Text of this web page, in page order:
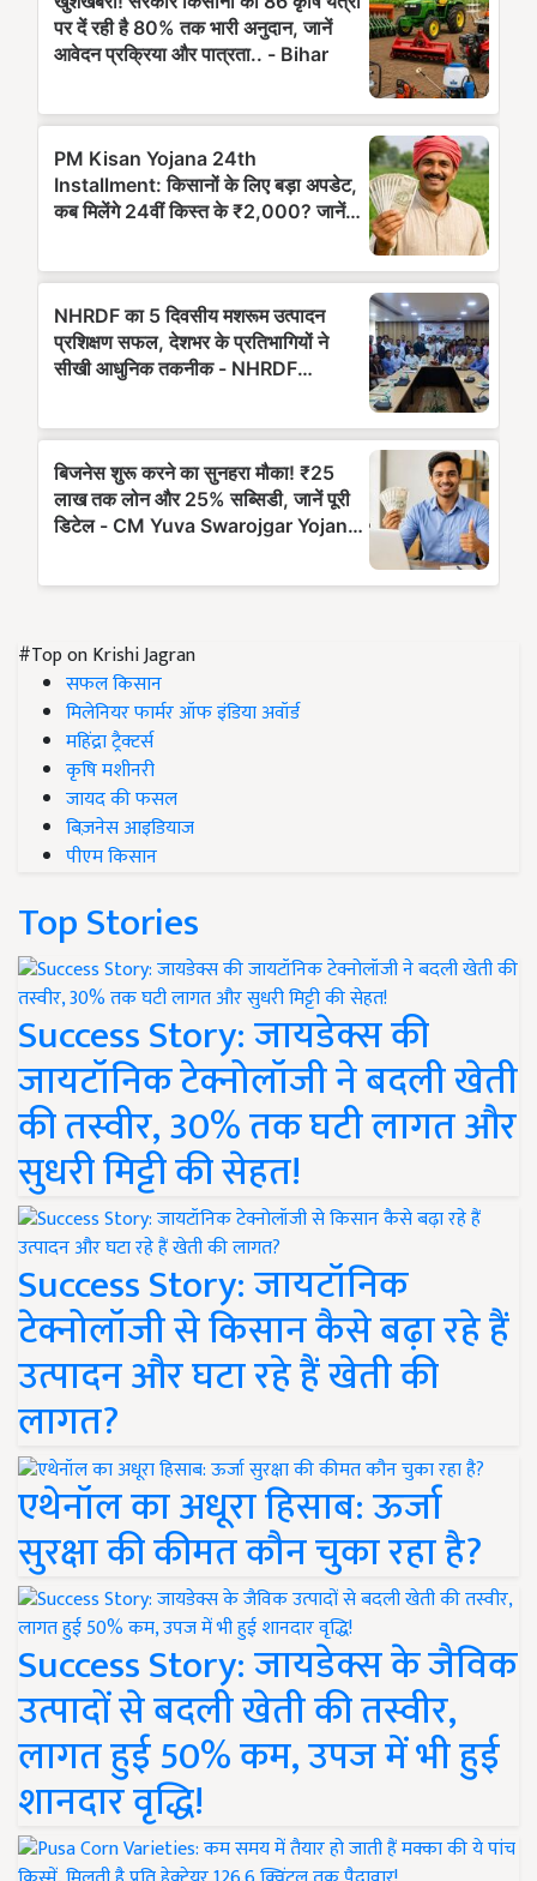
#Top on Krishi Jagran
सफल किसान
मिलेनियर फार्मर ऑफ इंडिया अवॉर्ड
महिंद्रा ट्रैक्टर्स
कृषि मशीनरी
जायद की फसल
बिज़नेस आइडियाज
पीएम किसान
Top Stories
Success Story: जायडेक्स की
जायटॉनिक टेक्नोलॉजी ने बदली खेती
की तस्वीर, 30% तक घटी लागत और
सुधरी मिट्टी की सेहत!
Success Story: जायटॉनिक
टेक्नोलॉजी से किसान कैसे बढ़ा रहे हैं
उत्पादन और घटा रहे हैं खेती की
लागत?
एथेनॉल का अधूरा हिसाब: ऊर्जा
सुरक्षा की कीमत कौन चुका रहा है?
Success Story: जायडेक्स के जैविक
उत्पादों से बदली खेती की तस्वीर,
लागत हुई 50% कम, उपज में भी हुई
शानदार वृद्धि!